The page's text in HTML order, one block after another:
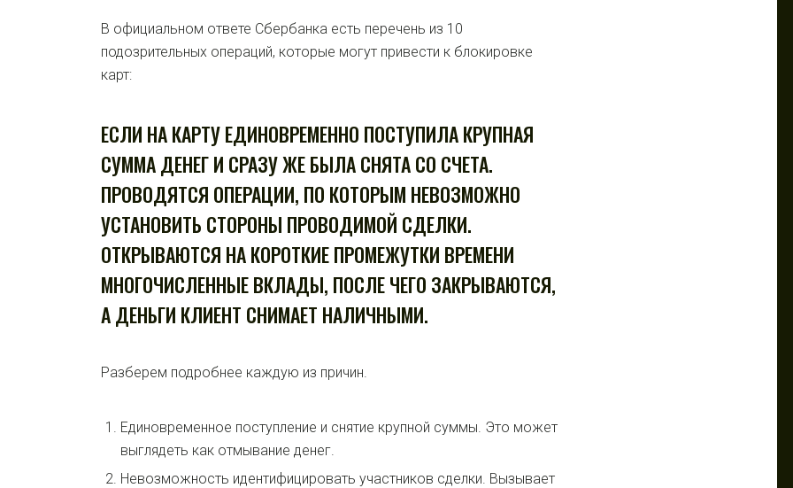
В официальном ответе Сбербанка есть перечень из 10
подозрительных операций, которые могут привести к блокировке
карт:
ЕСЛИ НА КАРТУ ЕДИНОВРЕМЕННО ПОСТУПИЛА КРУПНАЯ
СУММА ДЕНЕГ И СРАЗУ ЖЕ БЫЛА СНЯТА СО СЧЕТА.
ПРОВОДЯТСЯ ОПЕРАЦИИ, ПО КОТОРЫМ НЕВОЗМОЖНО
УСТАНОВИТЬ СТОРОНЫ ПРОВОДИМОЙ СДЕЛКИ.
ОТКРЫВАЮТСЯ НА КОРОТКИЕ ПРОМЕЖУТКИ ВРЕМЕНИ
МНОГОЧИСЛЕННЫЕ ВКЛАДЫ, ПОСЛЕ ЧЕГО ЗАКРЫВАЮТСЯ,
А ДЕНЬГИ КЛИЕНТ СНИМАЕТ НАЛИЧНЫМИ.
Разберем подробнее каждую из причин.
Единовременное поступление и снятие крупной суммы. Это может
выглядеть как отмывание денег.
Невозможность идентифицировать участников сделки. Вызывает